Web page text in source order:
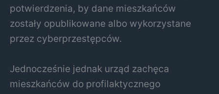
potwierdzenia, by dane mieszkańców
zostały opublikowane albo wykorzystane
przez cyberprzestępców.
Jednocześnie jednak urząd zachęca
mieszkańców do profilaktycznego